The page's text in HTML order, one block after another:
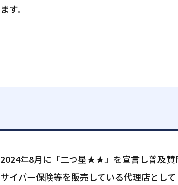
ます。
2024年8月に「二つ星★★」を宣言し普及賛
サイバー保険等を販売している代理店とし